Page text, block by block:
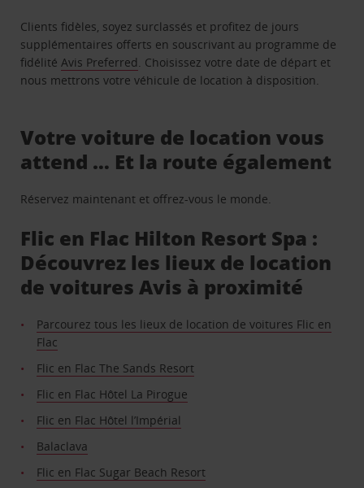
Clients fidèles, soyez surclassés et profitez de jours
supplémentaires offerts en souscrivant au programme de
fidélitéAvis Preferred. Choisissez votre date de départ et
nous mettrons votre véhicule de location à disposition.
Votre voiture de location vous
attend … Et la route également
Réservez maintenant et offrez-vous le monde.
Flic en Flac Hilton Resort Spa :
Découvrez les lieux de location
de voitures Avis à proximité
Parcourez tous les lieux de location de voitures Flic en
Flac
Flic en Flac The Sands Resort
Flic en Flac Hôtel La Pirogue
Flic en Flac Hôtel l’Impérial
Balaclava
Flic en Flac Sugar Beach Resort